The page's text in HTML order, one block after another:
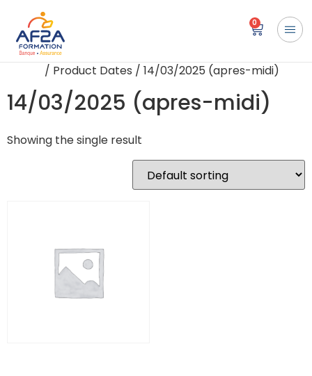
0
/ Product Dates / 14/03/2025 (apres-midi)
14/03/2025 (apres-midi)
Showing the single result